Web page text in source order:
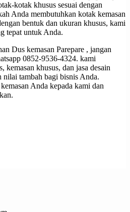
kotak khusus sesuai dengan
Anda membutuhkan kotak kemasan
bentuk dan ukuran khusus, kami
tepat untuk Anda.
Dus kemasan Parepare , jangan
0852-9536-4324. kami
kemasan khusus, dan jasa desain
nilai tambah bagi bisnis Anda.
Anda kepada kami dan